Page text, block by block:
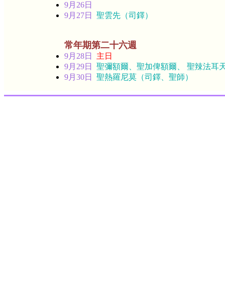
9月26日
9月27日 聖雲先（司鐸）
常年期第二十六週
9月28日
主日
9月29日 聖彌額爾、聖加俾額爾、 聖辣法耳
9月30日 聖熱羅尼莫（司鐸、聖師）